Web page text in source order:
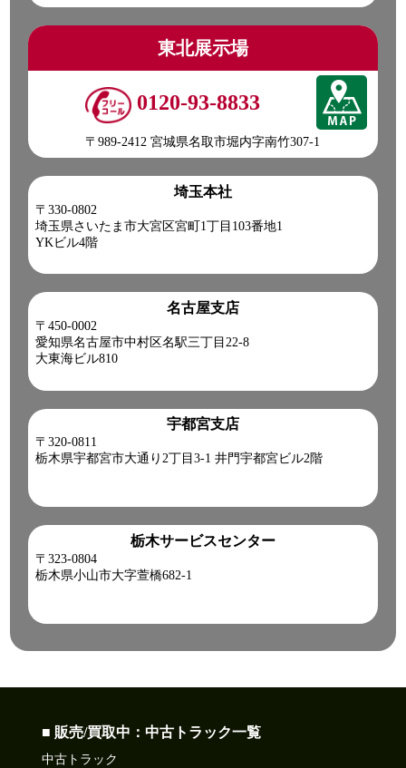
東北展示場
0120-93-8833
〒989-2412 宮城県名取市堀内字南竹307-1
埼玉本社
〒330-0802
埼玉県さいたま市大宮区宮町1丁目103番地1
YKビル4階
名古屋支店
〒450-0002
愛知県名古屋市中村区名駅三丁目22-8
大東海ビル810
宇都宮支店
〒320-0811
栃木県宇都宮市大通り2丁目3-1 井門宇都宮ビル2階
栃木サービスセンター
〒323-0804
栃木県小山市大字萱橋682-1
■ 販売/買取中：中古トラック一覧
中古トラック